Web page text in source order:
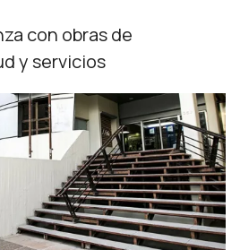
con obras de
y servicios